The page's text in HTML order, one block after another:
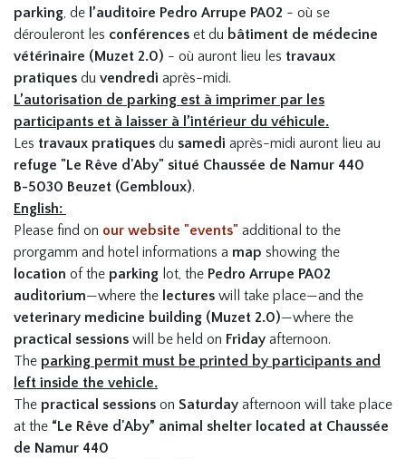
parking, de l’auditoire Pedro Arrupe PA02 - où se
dérouleront les conférences et du bâtiment de médecine
vétérinaire (Muzet 2.0) - où auront lieu les travaux
pratiques du vendredi après-midi.
L’autorisation de parking est à imprimer par les
participants et à laisser à l’intérieur du véhicule.
Les travaux pratiques du samedi après-midi auront lieu au
refuge "Le Rêve d'Aby" situé Chaussée de Namur 440
B-5030 Beuzet (Gembloux).
English:
Please find on our website "events" additional to the
prorgamm and hotel informations a map showing the
location of the parking lot, the Pedro Arrupe PA02
auditorium—where the lectures will take place—and the
veterinary medicine building (Muzet 2.0)—where the
practical sessions will be held on Friday afternoon.
The parking permit must be printed by participants and
left inside the vehicle.
The practical sessions on Saturday afternoon will take place
at the “Le Rêve d'Aby” animal shelter located at Chaussée
de Namur 440